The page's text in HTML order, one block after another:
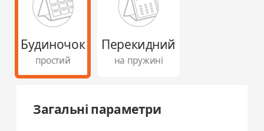
Будиночок
простий
Перекидний
на пружині
Загальні параметри